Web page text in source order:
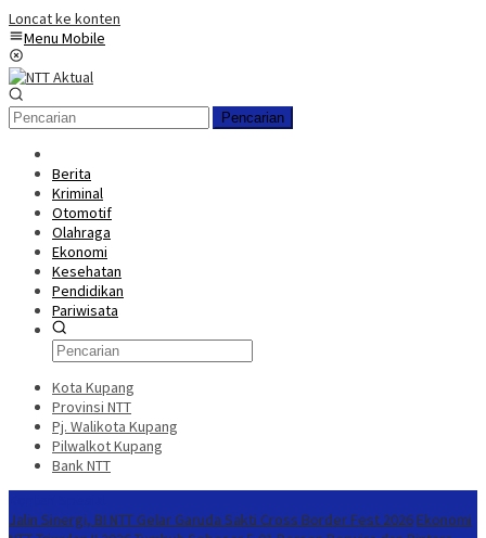
Loncat ke konten
Menu Mobile
Pencarian
Berita
Kriminal
Otomotif
Olahraga
Ekonomi
Kesehatan
Pendidikan
Pariwisata
Kota Kupang
Provinsi NTT
Pj. Walikota Kupang
Pilwalkot Kupang
Bank NTT
Jalin Sinergi, BI NTT Gelar Garuda Sakti Cross Border Fest 2026 Ekonomi